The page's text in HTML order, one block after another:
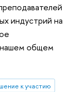
индустрий на
нашем общем
к участию